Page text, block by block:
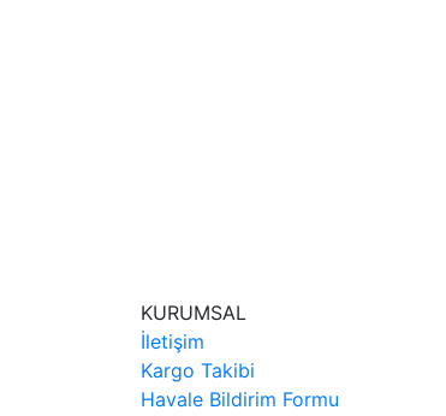
KURUMSAL
İletişim
Kargo Takibi
Havale Bildirim Formu